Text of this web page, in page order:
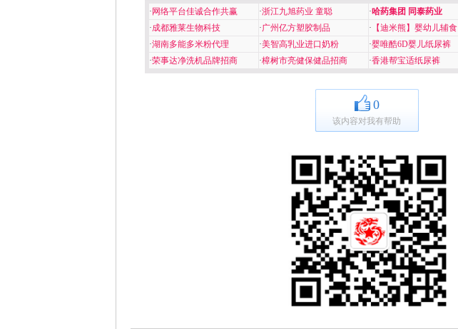
· 网络平台佳诚合作共赢 ·浙江九旭药业 童聪 ·哈药集团 同泰药业
·成都雅莱生物科技 ·广州亿方塑胶制品 · 【迪米熊】婴幼儿辅食
·湖南多能多米粉代理 ·美智高乳业进口奶粉 ·婴唯酷6D婴儿纸尿裤
·荣事达净洗机品牌招商 ·樟树市亮健保健品招商 ·香港帮宝适纸尿裤
0
该内容对我有帮助